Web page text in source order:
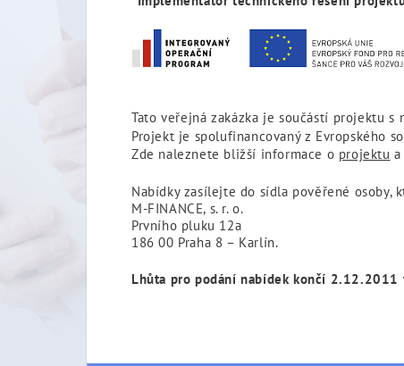
Tato veřejná zakázka je součástí projektu
Projekt je spolufinancovaný z Evropského
Zde naleznete bližší informace o projektu
Nabídky zasílejte do sídla pověřené osoby,
M-FINANCE, s. r. o.
Prvního pluku 12a
186 00 Praha 8 – Karlín.
Lhůta pro podání nabídek končí 2.12.2011